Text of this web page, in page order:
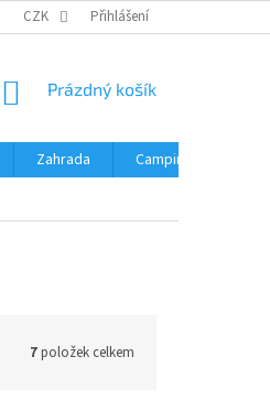
CZK Přihlášení
NÁKUPNÍ
Prázdný košík
Zahrada Camping
7položek celkem